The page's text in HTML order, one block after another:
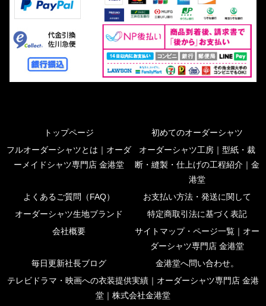
トップページ
初めてのオーダーシャツ
フルオーダーシャツとは｜オーダ
ーメイドシャツ専門店 金港堂
オーダーシャツ工房｜型紙・裁
断・縫製・仕上げの工程紹介｜金
港堂
よくあるご質問（FAQ）
お支払い方法・発送に関して
オーダーシャツ生地ブランド
特定商取引法に基づく表記
会社概要
サイトマップ・ページ一覧｜オー
ダーシャツ専門店 金港堂
毎日更新社長ブログ
金港堂へ問い合わせ。
テレビドラマ・映画への衣装提供実績｜オーダーシャツ専門店 金港
堂｜株式会社金港堂